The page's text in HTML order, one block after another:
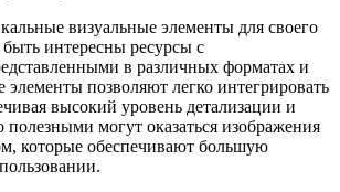
визуальные элементы для своего
интересны ресурсы с
в различных форматах и
элементы позволяют легко интегрировать
высокий уровень детализации и
полезными могут оказаться изображения
которые обеспечивают большую